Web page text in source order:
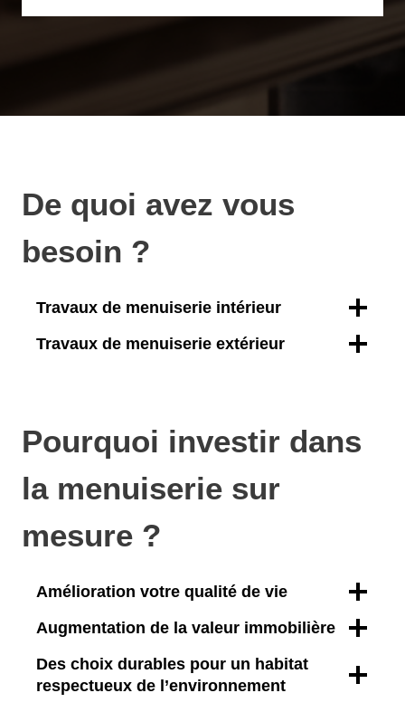
De quoi avez vous
besoin ?
Travaux de menuiserie intérieur
Travaux de menuiserie extérieur
Pourquoi investir dans
la menuiserie sur
mesure ?
Amélioration votre qualité de vie
Augmentation de la valeur immobilière
Des choix durables pour un habitat
respectueux de l’environnement